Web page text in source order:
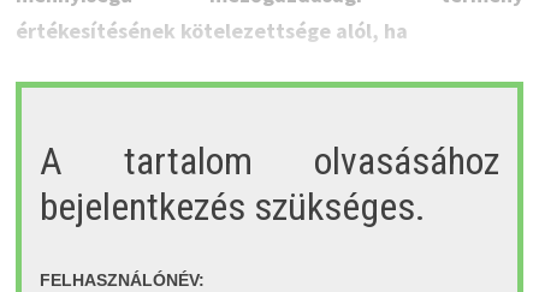
értékesítésének kötelezettsége alól, ha
A tartalom olvasásához
bejelentkezés szükséges.
FELHASZNÁLÓNÉV: